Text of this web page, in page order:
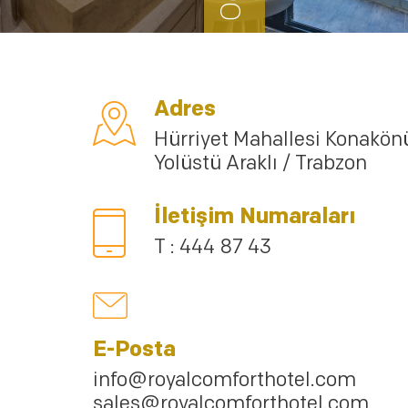
Adres
Hürriyet Mahallesi
Yolüstü Araklı / Trabzon
İletişim Numaraları
T : 444 87 43
E-Posta
info@royalcomforthotel.com